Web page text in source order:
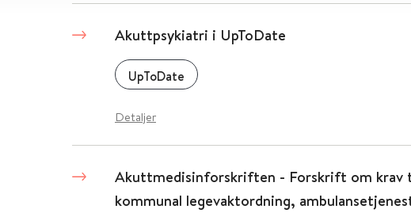
Akuttpsykiatri i UpToDate
UpToDate
Detaljer
Akuttmedisinforskriften - Forskrift om krav
kommunal legevaktordning,